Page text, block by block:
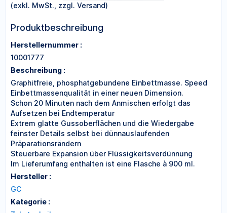
(exkl. MwSt., zzgl. Versand)
Produktbeschreibung
Herstellernummer :
10001777
Beschreibung :
Graphitfreie, phosphatgebundene Einbettmasse. Speed
Einbettmassenqualität in einer neuen Dimension.
Schon 20 Minuten nach dem Anmischen erfolgt das
Aufsetzen bei Endtemperatur
Extrem glatte Gussoberflächen und die Wiedergabe
feinster Details selbst bei dünnauslaufenden
Präparationsrändern
Steuerbare Expansion über Flüssigkeitsverdünnung
Im Lieferumfang enthalten ist eine Flasche à 900 ml.
Hersteller :
GC
Kategorie :